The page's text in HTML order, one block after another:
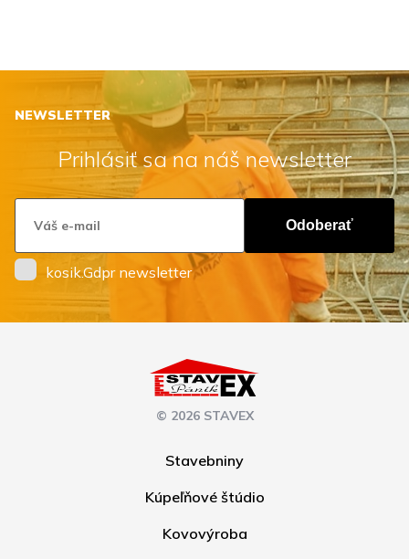
NEWSLETTER
Prihlásiť sa na náš newsletter
Odoberať
kosik.Gdpr newsletter
© 2026 STAVEX
Stavebniny
Kúpeľňové štúdio
Kovovýroba